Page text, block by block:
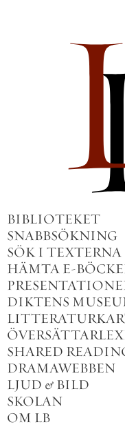
BIBLIOTEKET
SNABBSÖKNING
SÖK I TEXTERNA
HÄMTA E-
DIKTENS
SHARED
DRAMAWEBBEN
LJUD & BILD
SKOLAN
OM LB